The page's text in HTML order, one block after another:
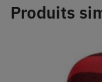
Produits